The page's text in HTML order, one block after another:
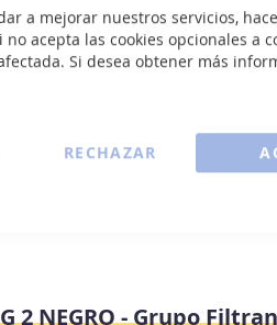
a mejorar nuestros servicios,
acepta las cookies opcionales a
Si desea obtener más
RECHAZAR
2 NEGRO - Grupo